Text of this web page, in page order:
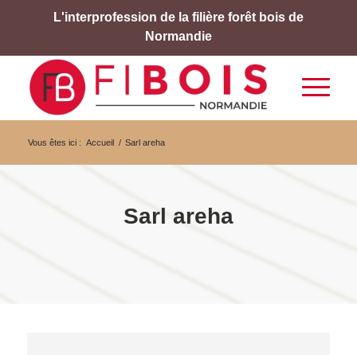
L'interprofession de la filière forêt bois de
Normandie
Vous êtes ici : Accueil / Sarl areha
Sarl areha